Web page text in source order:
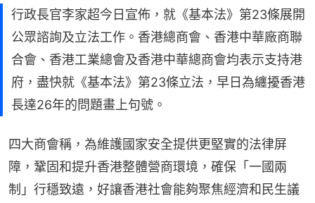
行政長官李家超今日宣佈，就《基本法》第23條展開
公眾諮詢及立法工作。香港總商會、香港中華廠商聯
合會、香港工業總會及香港中華總商會均表示支持港
府，盡快就《基本法》第23條立法，早日為纏擾香港
長達26年的問題畫上句號。
四大商會稱，為維護國家安全提供更堅實的法律屏
障，鞏固和提升香港整體營商環境，確保「一國兩
制」行穩致遠，好讓香港社會能夠聚焦經濟和民生議